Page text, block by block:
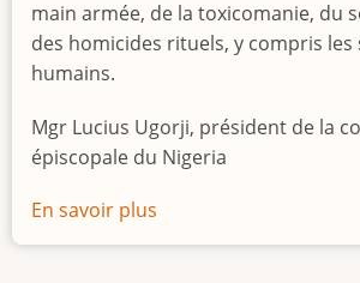
main armée, de la toxicomanie, du
des homicides rituels, y compris les
humains.
Mgr Lucius Ugorji, président de la
épiscopale du Nigeria
En savoir plus
Le